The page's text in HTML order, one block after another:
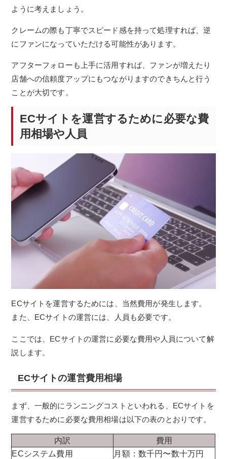
ように考えましょう。
クレームの際も丁寧でスピード感を持って処理すれば、逆
にファンになっていただける可能性があります。
アフターフォローも上手に活用すれば、ファンが増えたり
店舗への信頼度アップにもつながりますのできちんと行う
ことが大切です。
ECサイトを運営するために必要な費
用相場や人員
ECサイトを運営するためには、当然費用が発生します。
また、ECサイトの運営には、人員も必要です。
ここでは、ECサイトの運営に必要な費用や人員について解
説します。
ECサイトの運営費用相場
まず、一般的にランニングコストといわれる、ECサイトを
運営するために必要な費用相場は以下の表のとおりです。
内訳
費用
ECシステム費用
月額：数千円〜数十万円